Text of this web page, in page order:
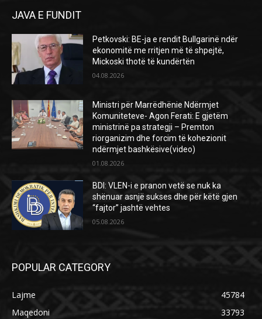
JAVA E FUNDIT
Petkovski: BE-ja e rendit Bullgarinë ndër
ekonomitë me rritjen më të shpejtë,
Mickoski thotë të kundërtën
04.08.2026
Ministri për Marrëdhënie Ndërmjet
Komuniteteve- Agon Ferati: E gjetëm
ministrinë pa strategji – Premton
riorganizim dhe forcim të kohezionit
ndërmjet bashkësive(video)
01.08.2026
BDI: VLEN-i e pranon vetë se nuk ka
shënuar asnjë sukses dhe për këtë gjen
“fajtor” jashtë vehtes
05.08.2026
POPULAR CATEGORY
Lajme
45784
Maqedoni
33793